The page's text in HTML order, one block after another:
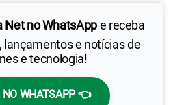
Net no WhatsAppe receba
lançamentos e notícias de
e tecnologia!
WHATSAPP 👈